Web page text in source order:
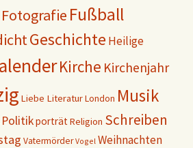
Fotografie Fußball
Geschichte Heilige
Kirche Kirchenjahr
Liebe LiteraturLondon Musik
PolitikporträtReligion Schreiben
Vatermörder Vogel Weihnachten